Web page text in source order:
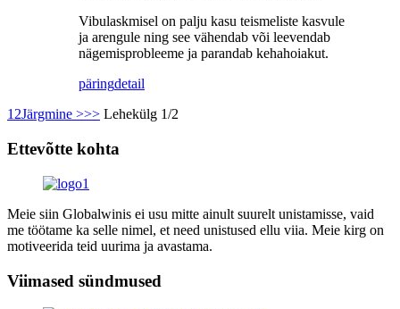
Vibulaskmisel on palju kasu teismeliste kasvule
ja arengule ning see vähendab või leevendab
nägemisprobleeme ja parandab kehahoiakut.
päringdetail
12Järgmine >>> Lehekülg 1/2
Ettevõtte kohta
Meie siin Globalwinis ei usu mitte ainult suurelt unistamisse, vaid
me töötame ka selle nimel, et need unistused ellu viia. Meie kirg on
motiveerida teid uurima ja avastama.
Viimased sündmused